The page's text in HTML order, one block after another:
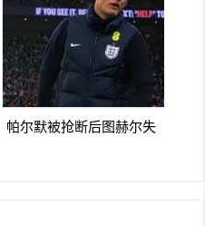
糕时刻
帕尔默被抢断后图赫尔失
破门